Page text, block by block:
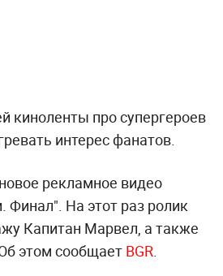
киноленты про супергероев
интерес фанатов.
рекламное видео
Финал". На этот раз ролик
Капитан Марвел, а также
этом сообщает BGR.